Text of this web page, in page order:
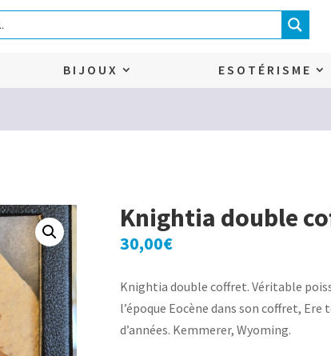
BIJOUX ESOTÉRISME
Knightia double
30,00€
Knightia double coffret. Véritable
l’époque Eocène dans son coffret,
d’années. Kemmerer, Wyoming.